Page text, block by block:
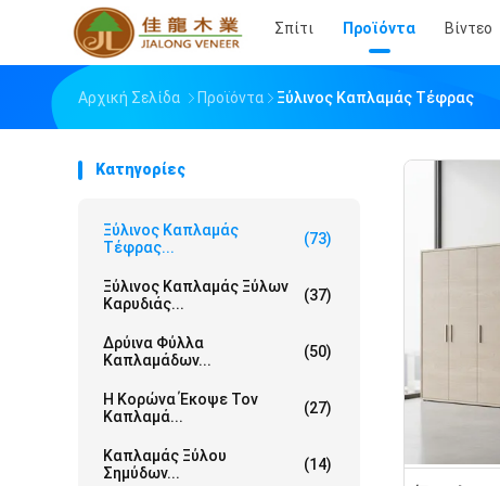
Σπίτι Προϊόντα Βίντεο
Αρχική Σελίδα Προϊόντα Ξύλινος Καπλαμάς Τέφρας
Κατηγορίες
Ξύλινος Καπλαμάς
Τέφρας...
(73)
Ξύλινος Καπλαμάς Ξύλων
Καρυδιάς...
(37)
Δρύινα Φύλλα
Καπλαμάδων...
(50)
Η Κορώνα Έκοψε Τον
Καπλαμά...
(27)
Καπλαμάς Ξύλου
Σημύδων...
(14)